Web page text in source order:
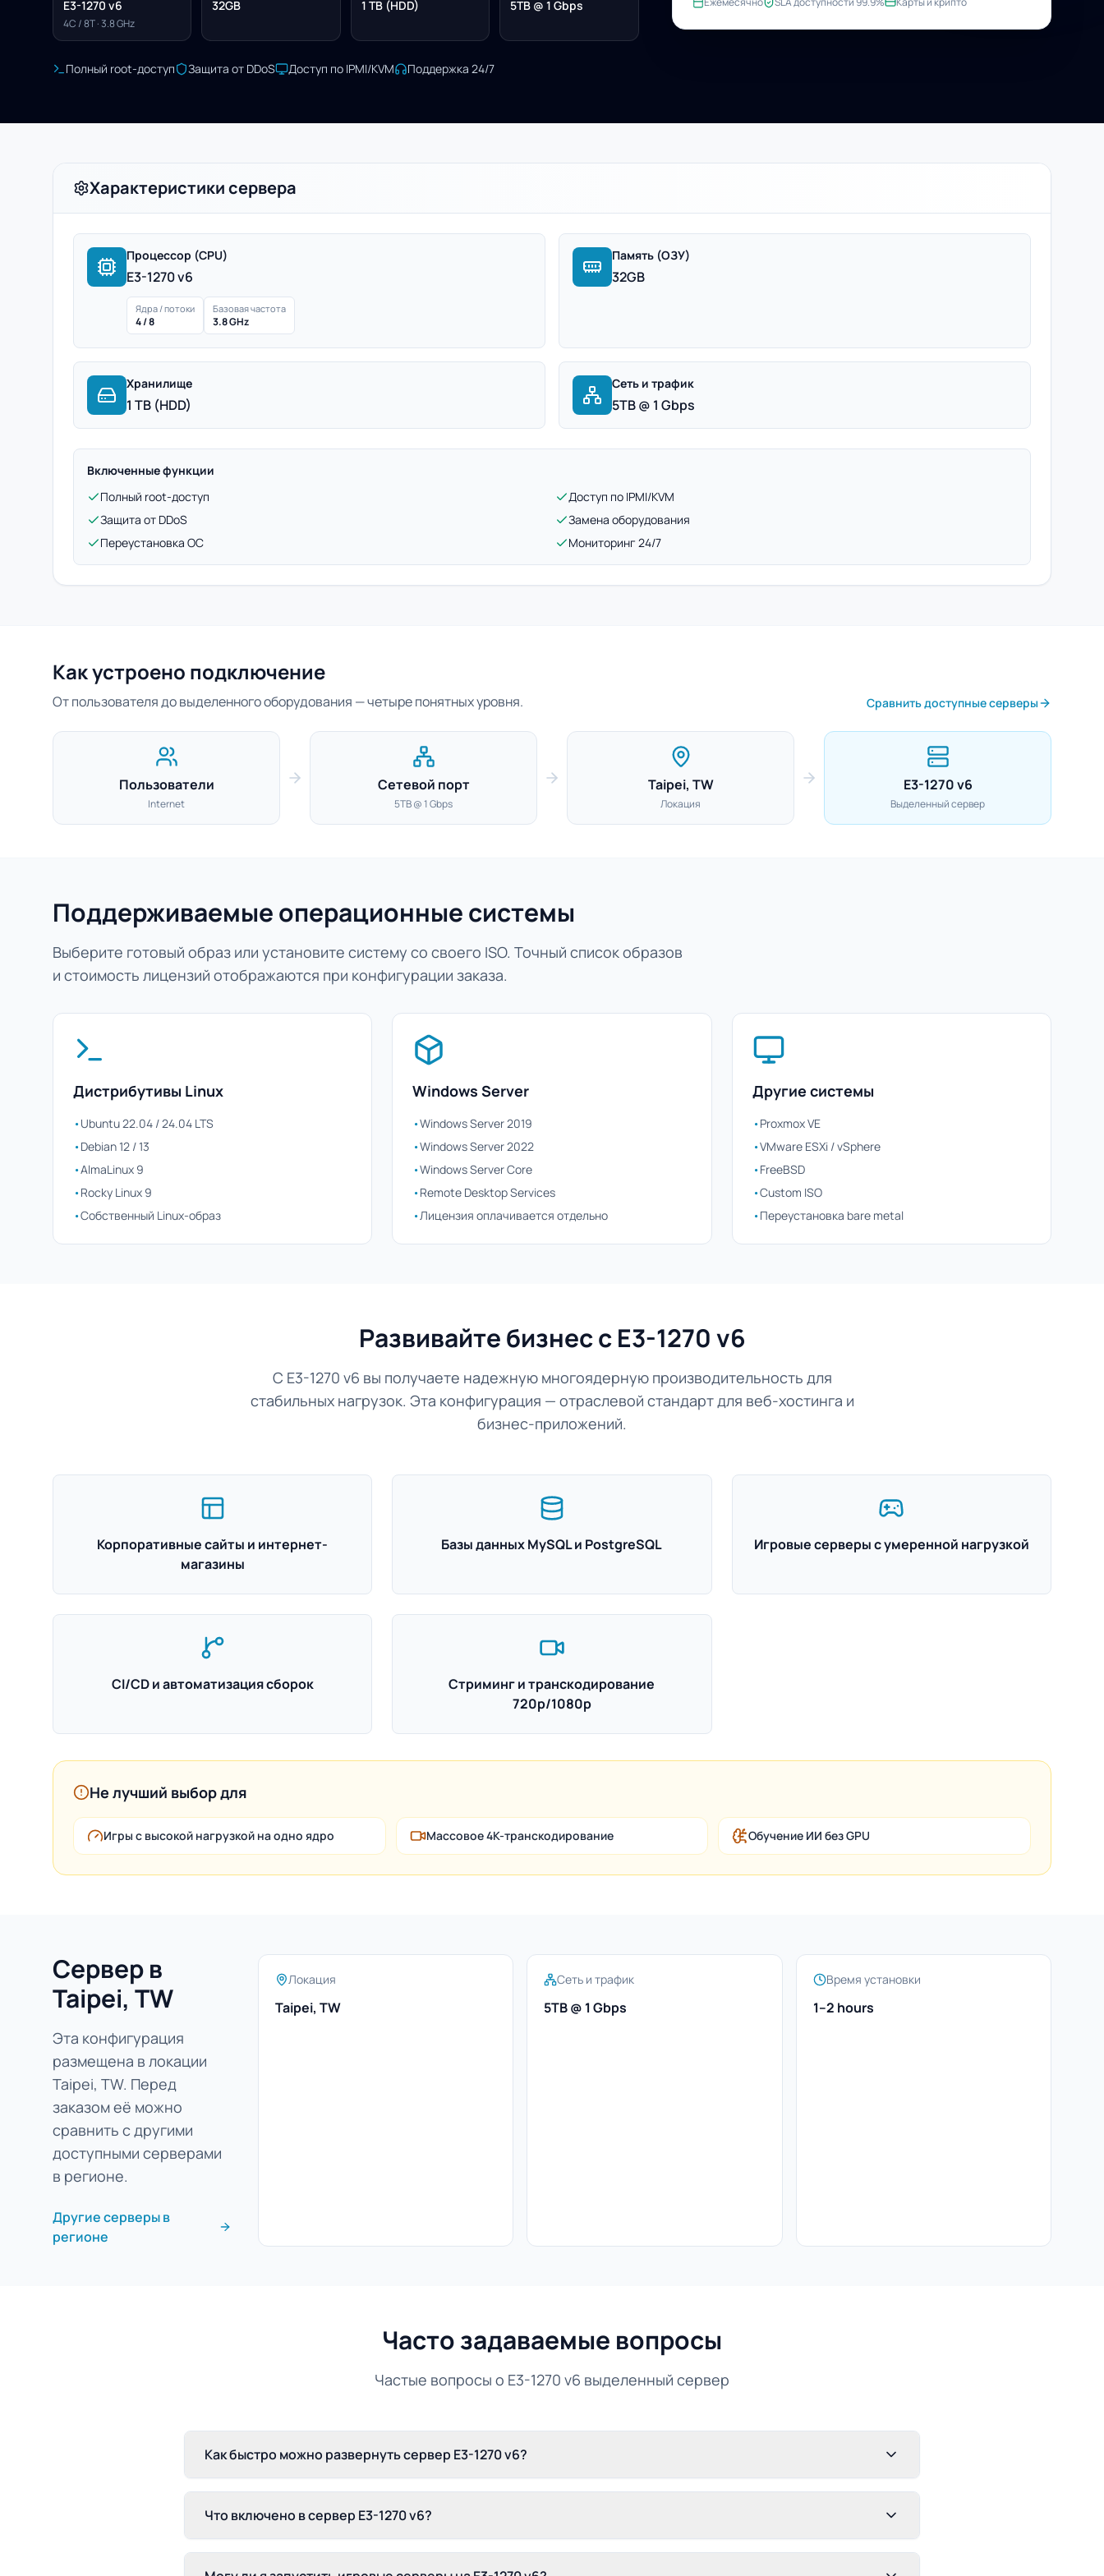
E3-1270 v6
4C / 8T · 3.8 GHz
32GB 1 TB (HDD) 5TB @ 1 Gbps
Полный root-доступ Защита от DDoS Доступ по IPMI/KVM Поддержка 24/7
Характеристики сервера
Процессор (CPU)
E3-1270 v6
Ядра / потоки
4 / 8
Базовая частота
3.8 GHz
Память (ОЗУ)
32GB
Хранилище
1 TB (HDD)
Сеть и трафик
5TB @ 1 Gbps
Включенные функции
Полный root-доступ
Доступ по IPMI/KVM
Защита от DDoS
Замена оборудования
Переустановка ОС
Мониторинг 24/7
Как устроено подключение
От пользователя до выделенного оборудования — четыре понятных уровня. Сравнить доступные серверы
Пользователи
Internet
Сетевой порт
5TB @ 1 Gbps
Taipei, TW
Локация
E3-1270 v6
Выделенный сервер
Поддерживаемые операционные системы
Выберите готовый образ или установите систему со своего ISO. Точный список образов
и стоимость лицензий отображаются при конфигурации заказа.
Дистрибутивы Linux
•Ubuntu 22.04 / 24.04 LTS
•Debian 12 / 13
•AlmaLinux 9
•Rocky Linux 9
•Собственный Linux-образ
Windows Server
•Windows Server 2019
•Windows Server 2022
•Windows Server Core
•Remote Desktop Services
•Лицензия оплачивается отдельно
Другие системы
•Proxmox VE
•VMware ESXi / vSphere
•FreeBSD
•Custom ISO
•Переустановка bare metal
Развивайте бизнес с E3-1270 v6
С E3-1270 v6 вы получаете надежную многоядерную производительность для
стабильных нагрузок. Эта конфигурация — отраслевой стандарт для веб-хостинга и
бизнес-приложений.
Корпоративные сайты и интернет-
магазины
Базы данных MySQL и PostgreSQL Игровые серверы с умеренной нагрузкой
CI/CD и автоматизация сборок
Стриминг и транскодирование
720p/1080p
Не лучший выбор для
Игры с высокой нагрузкой на одно ядро Массовое 4K-транскодирование Обучение ИИ без GPU
Сервер в
Taipei, TW
Эта конфигурация
размещена в локации
Taipei, TW. Перед
заказом её можно
сравнить с другими
доступными серверами
в регионе.
Другие серверы в
регионе
Локация
Taipei, TW
Сеть и трафик
5TB @ 1 Gbps
Время установки
1–2 hours
Часто задаваемые вопросы
Частые вопросы о E3-1270 v6 выделенный сервер
Как быстро можно развернуть сервер E3-1270 v6?
Что включено в сервер E3-1270 v6?